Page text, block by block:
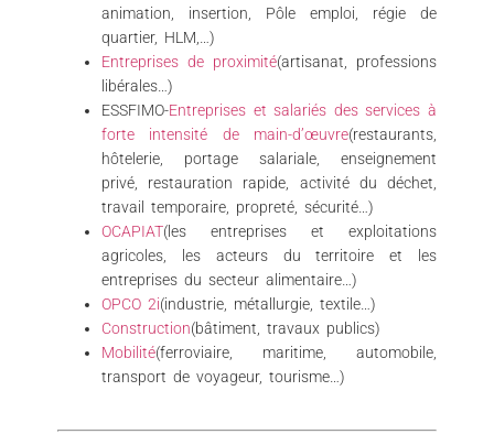
animation, insertion, Pôle emploi, régie de
quartier, HLM,…)
Entreprises de proximité(artisanat, professions
libérales…)
ESSFIMO-Entreprises et salariés des services à
forte intensité de main-d’œuvre(restaurants,
hôtelerie, portage salariale, enseignement
privé, restauration rapide, activité du déchet,
travail temporaire, propreté, sécurité…)
OCAPIAT(les entreprises et exploitations
agricoles, les acteurs du territoire et les
entreprises du secteur alimentaire…)
OPCO 2i(industrie, métallurgie, textile…)
Construction(bâtiment, travaux publics)
Mobilité(ferroviaire, maritime, automobile,
transport de voyageur, tourisme…)